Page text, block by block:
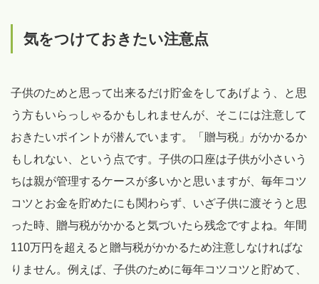
気をつけておきたい注意点
子供のためと思って出来るだけ貯金をしてあげよう、と思
う方もいらっしゃるかもしれませんが、そこには注意して
おきたいポイントが潜んでいます。「贈与税」がかかるか
もしれない、という点です。子供の口座は子供が小さいう
ちは親が管理するケースが多いかと思いますが、毎年コツ
コツとお金を貯めたにも関わらず、いざ子供に渡そうと思
った時、贈与税がかかると気づいたら残念ですよね。年間
110万円を超えると贈与税がかかるため注意しなければな
りません。例えば、子供のために毎年コツコツと貯めて、